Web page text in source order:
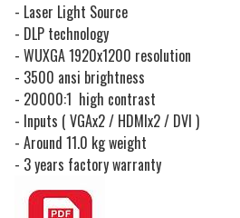
- Laser Light Source
- DLP technology
- WUXGA 1920x1200 resolution
- 3500 ansi brightness
- 20000:1 high contrast
- Inputs ( VGAx2 / HDMIx2 / DVI )
- Around 11.0 kg weight
- 3 years factory warranty